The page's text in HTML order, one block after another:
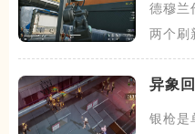
德穆兰
两个刷
异象
银枪是